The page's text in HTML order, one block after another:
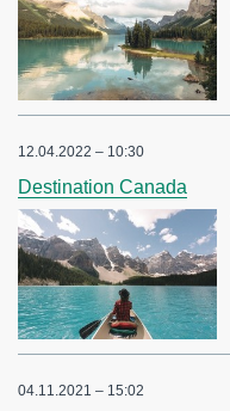
12.04.2022 – 10:30
Destination Canada
04.11.2021 – 15:02